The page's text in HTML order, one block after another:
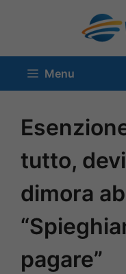
contenuto
Menu
tutto,
dimora
pagare”